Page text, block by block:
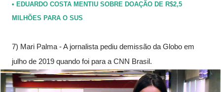
• EDUARDO COSTA MENTIU SOBRE DOAÇÃO DE R$2,5
MILHÕES PARA O SUS
7) Mari Palma - A jornalista pediu demissão da Globo em
julho de 2019 quando foi para a CNN Brasil.